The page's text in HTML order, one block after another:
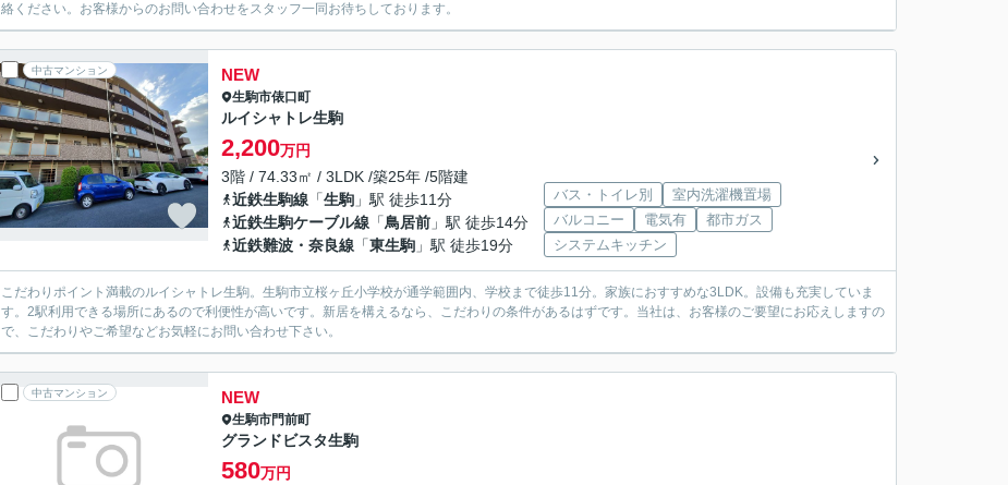
絡ください。お客様からのお問い合わせをスタッフ一同お待ちしております。
中古マンション NEW
生駒市俵口町
ルイシャトレ生駒
2,200万円
3階 / 74.33㎡ / 3LDK /築25年 /5階建
近鉄生駒線 「生駒 」駅 徒歩11分
近鉄生駒ケーブル線 「鳥居前 」駅 徒歩14分
近鉄難波・奈良線 「東生駒 」駅 徒歩19分
バス・トイレ別
室内洗濯機置場
バルコニー
電気有
都市ガス
システムキッチン
こだわりポイント満載のルイシャトレ生駒。生駒市立桜ヶ丘小学校が通学範囲内、学校まで徒歩11分。家族におすすめな3LDK。設備も充実していま
す。2駅利用できる場所にあるので利便性が高いです。新居を構えるなら、こだわりの条件があるはずです。当社は、お客様のご要望にお応えしますの
で、こだわりやご希望などお気軽にお問い合わせ下さい。
中古マンション NEW
生駒市門前町
グランドビスタ生駒
580万円